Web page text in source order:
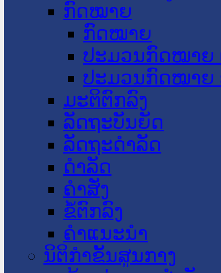
ກົດໝາຍ
ກົດໝາຍ
ປະມວນກົດໝາຍ
ປະມວນກົດໝາຍ
ມະຕິຕົກລົງ
ລັດຖະບັນຍັດ
ລັດຖະດໍາລັດ
ດໍາລັດ
ຄໍາສັ່ງ
ຂໍ້ຕົກລົງ
ຄໍາແນະນໍາ
ນິຕິກຳຂັ້ນສູນກາງ